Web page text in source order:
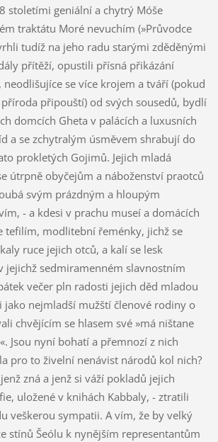
stoletími geniální a chytrý Móše
traktátu Moré nevuchím (»Průvodce
tudíž na jeho radu starými zděděnými
přítěží, opustili přísná přikázání
neodlišujíce se více krojem a tváří (pokud
připouští) od svých sousedů, bydlí
domcích Gheta v palácích a luxusních
a se zchytralým úsměvem shrabují do
prokletých Gojimů. Jejich mladá
útrpně obyčejům a náboženství praotců
svým prázdným a hloupým
- a kdesi v prachu museí a domácích
tefilím, modlitební řeménky, jichž se
ruce jejich otců, a kalí se lesk
jejichž sedmiramenném slavnostním
večer pln radosti jejich děd mladou
jako nejmladší mužští členové rodiny o
chvějícím se hlasem své »má ništane
Jsou nyní bohatí a přemnozí z nich
pro to živelní nenávist národů kol nich?
zná a jenž si váží pokladů jejich
uložené v knihách Kabbaly, - ztratili
veškerou sympatii. A vím, že by velký
stínů Šeólu k nynějším representantům